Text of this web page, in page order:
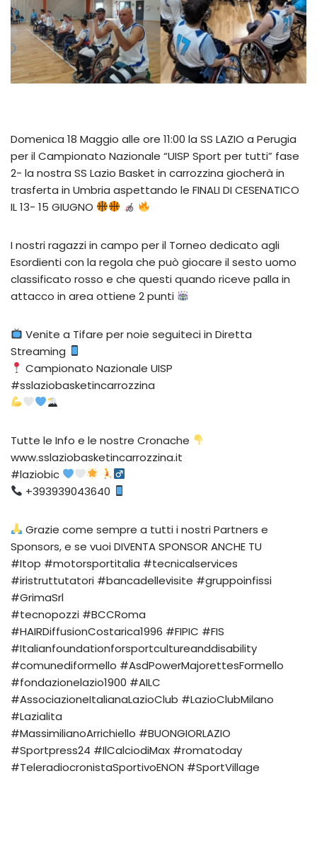
Domenica 18 Maggio alle ore 11:00 la SS LAZIO a Perugia
per il Campionato Nazionale “UISP Sport per tutti” fase
2- la nostra SS Lazio Basket in carrozzina giocherà in
trasferta in Umbria aspettando le FINALI DI CESENATICO
IL 13- 15 GIUGNO
I nostri ragazzi in campo per il Torneo dedicato agli
Esordienti con la regola che può giocare il sesto uomo
classificato rosso e che questi quando riceve palla in
attacco in area ottiene 2 punti
Venite a Tifare per noie seguiteci in Diretta
Streaming
Campionato Nazionale UISP
#sslaziobasketincarrozzina
Tutte le Info e le nostre Cronache
www.sslaziobasketincarrozzina.it
#laziobic
+393939043640
Grazie come sempre a tutti i nostri Partners e
Sponsors, e se vuoi DIVENTA SPONSOR ANCHE TU
#Itop #motorsportitalia #tecnicalservices
#iristruttutatori #bancadellevisite #gruppoinfissi
#GrimaSrl
#tecnopozzi #BCCRoma
#HAIRDiffusionCostarica1996 #FIPIC #FIS
#Italianfoundationforsportcultureanddisability
#comunediformello #AsdPowerMajorettesFormello
#fondazionelazio1900 #AILC
#AssociazioneItalianaLazioClub #LazioClubMilano
#Lazialita
#MassimilianoArrichiello #BUONGIORLAZIO
#Sportpress24 #IlCalciodiMax #romatoday
#TeleradiocronistaSportivoENON #SportVillage